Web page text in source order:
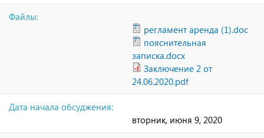
Файлы:
регламент аренда (1).doc
пояснительная
записка.docx
Заключение 2 от
24.06.2020.pdf
Дата начала обсуджения:
вторник, июня 9, 2020